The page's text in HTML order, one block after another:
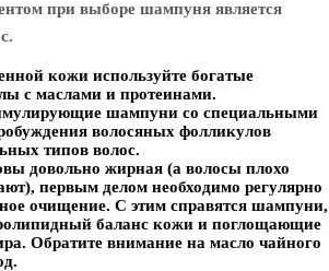
при выборе шампуня является
кожи используйте богатые
с маслами и протеинами.
шампуни со специальными
волосяных фолликулов
типов волос.
довольно жирная (а волосы плохо
первым делом необходимо регулярно
очищение. С этим справятся шампуни,
баланс кожи и поглощающие
Обратите внимание на масло чайного